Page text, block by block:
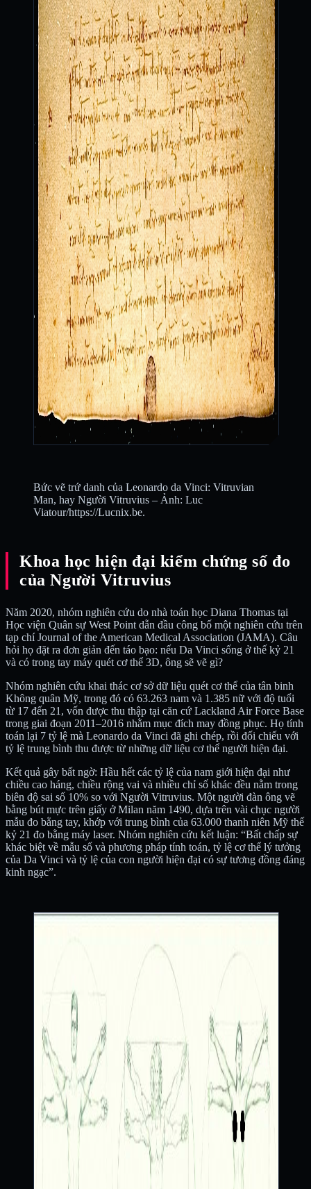
Bức vẽ trứ danh của Leonardo da Vinci: Vitruvian
Man, hay Người Vitruvius – Ảnh: Luc
Viatour/https://Lucnix.be.
Khoa học hiện đại kiểm chứng số đo
của Người Vitruvius
Năm 2020, nhóm nghiên cứu do nhà toán học Diana Thomas tại
Học viện Quân sự West Point dẫn đầu công bố một nghiên cứu trên
tạp chí Journal of the American Medical Association (JAMA). Câu
hỏi họ đặt ra đơn giản đến táo bạo: nếu Da Vinci sống ở thế kỷ 21
và có trong tay máy quét cơ thể 3D, ông sẽ vẽ gì?
Nhóm nghiên cứu khai thác cơ sở dữ liệu quét cơ thể của tân binh
Không quân Mỹ, trong đó có 63.263 nam và 1.385 nữ với độ tuổi
từ 17 đến 21, vốn được thu thập tại căn cứ Lackland Air Force Base
trong giai đoạn 2011–2016 nhằm mục đích may đồng phục. Họ tính
toán lại 7 tỷ lệ mà Leonardo da Vinci đã ghi chép, rồi đối chiếu với
tỷ lệ trung bình thu được từ những dữ liệu cơ thể người hiện đại.
Kết quả gây bất ngờ: Hầu hết các tỷ lệ của nam giới hiện đại như
chiều cao háng, chiều rộng vai và nhiều chỉ số khác đều nằm trong
biên độ sai số 10% so với Người Vitruvius. Một người đàn ông vẽ
bằng bút mực trên giấy ở Milan năm 1490, dựa trên vài chục người
mẫu đo bằng tay, khớp với trung bình của 63.000 thanh niên Mỹ thế
kỷ 21 đo bằng máy laser. Nhóm nghiên cứu kết luận: “Bất chấp sự
khác biệt về mẫu số và phương pháp tính toán, tỷ lệ cơ thể lý tưởng
của Da Vinci và tỷ lệ của con người hiện đại có sự tương đồng đáng
kinh ngạc”.